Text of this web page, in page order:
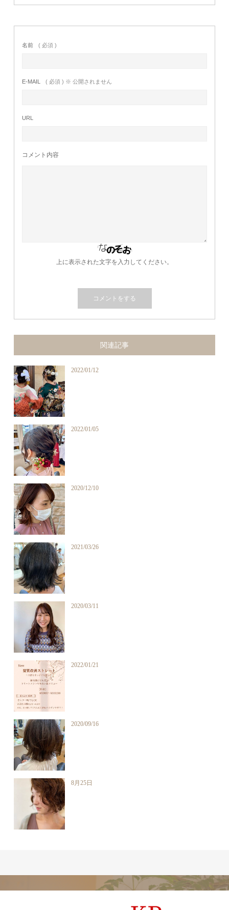
名前 ( 必須 )
E-MAIL ( 必須 ) ※ 公開されません
URL
コメント内容
上に表示された文字を入力してください。
関連記事
2022/01/12
2022/01/05
2020/12/10
2021/03/26
2020/03/11
2022/01/21
2020/09/16
8月25日